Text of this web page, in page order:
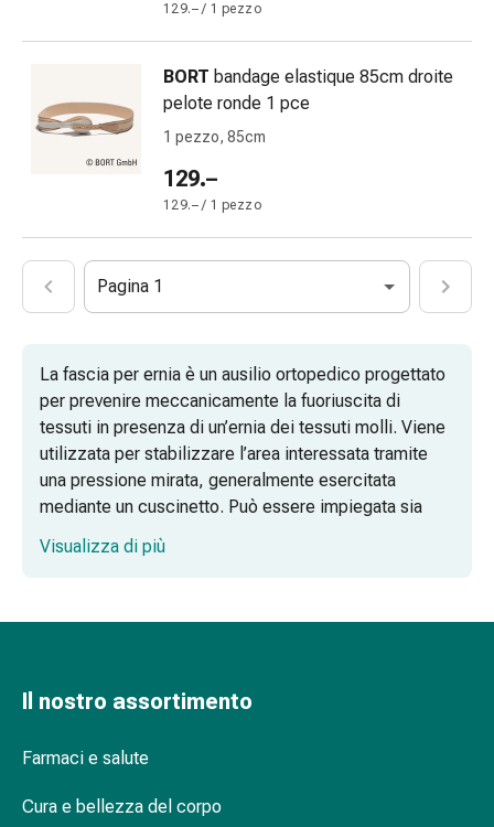
naturali
i
di
Bach
delle
Fitoterapia
Sale
di
Schüssler
Spagirici
Antroposofico
Rene,
Disturbi
Disturbi
reni
alla
129.– / 1 pezzo
BORT bandage elastique 85cm droite
pelote ronde 1 pce
1 pezzo, 85cm
129.–
129.– / 1 pezzo
Pagina 1
La fascia per ernia è un ausilio ortopedico progettato
per prevenire meccanicamente la fuoriuscita di
tessuti in presenza di un’ernia dei tessuti molli. Viene
utilizzata per stabilizzare l’area interessata tramite
una pressione mirata, generalmente esercitata
mediante un cuscinetto. Può essere impiegata sia
come trattamento conservativo, al fine di alleviare i
disturbi nella vita quotidiana, sia come supporto del
disponibili diversi modelli pensati per rispondere a
Fasce per ernia inguinale: pressione
mirata sul canale inguinale
Visualizza di più
Il nostro assortimento
Farmaci e salute
Cura e bellezza del corpo